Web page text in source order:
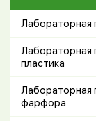
Лабораторная
Лабораторная
пластика
Лабораторная
фарфора